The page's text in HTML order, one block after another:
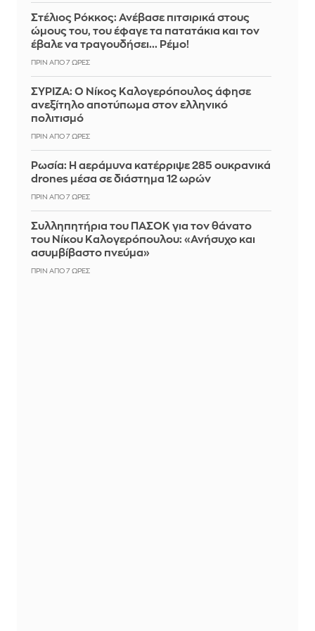
Στέλιος Ρόκκος: Ανέβασε πιτσιρικά στους
ώμους του, του έφαγε τα πατατάκια και τον
έβαλε να τραγουδήσει... Ρέμο!
ΠΡΙΝ ΑΠΌ 7 ΏΡΕΣ
ΣΥΡΙΖΑ: Ο Νίκος Καλογερόπουλος άφησε
ανεξίτηλο αποτύπωμα στον ελληνικό
πολιτισμό
ΠΡΙΝ ΑΠΌ 7 ΏΡΕΣ
Ρωσία: Η αεράμυνα κατέρριψε 285 ουκρανικά
drones μέσα σε διάστημα 12 ωρών
ΠΡΙΝ ΑΠΌ 7 ΏΡΕΣ
Συλληπητήρια του ΠΑΣΟΚ για τον θάνατο
του Νίκου Καλογερόπουλου: «Ανήσυχο και
ασυμβίβαστο πνεύμα»
ΠΡΙΝ ΑΠΌ 7 ΏΡΕΣ